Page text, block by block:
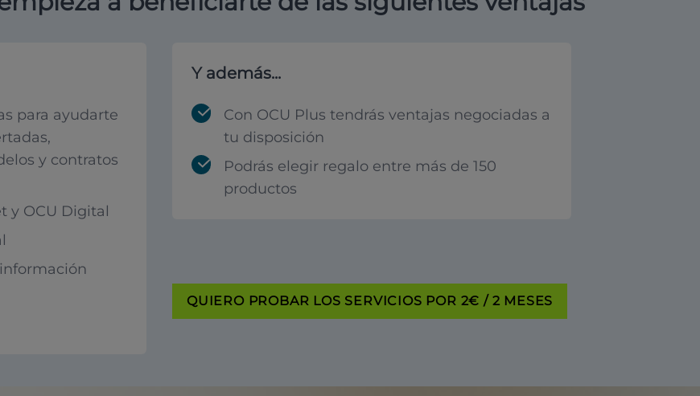
para ayudarte
y contratos
y OCU Digital
Y además...
Con OCU Plus tendrás ventajas negociadas a
tu disposición
Podrás elegir regalo entre más de 150
productos
QUIERO PROBAR LOS SERVICIOS POR 2€ / 2 MESES